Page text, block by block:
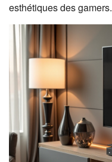
esthétiques des gamers.